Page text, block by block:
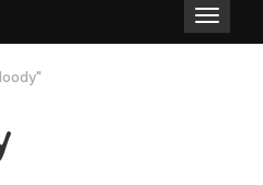
Toggle
navigation